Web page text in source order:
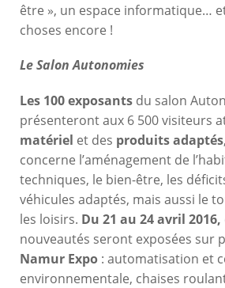
être », un espace informatique…
choses encore !
Le Salon Autonomies
Les 100 exposants du salon
présenteront aux 6 500 visiteurs
matériel et des produits adaptés
concerne l’aménagement de
techniques, le bien-être, les
véhicules adaptés, mais aussi le
les loisirs. Du 21 au 24 avril 2016,
nouveautés seront exposées sur
Namur Expo : automatisation et
environnementale, chaises